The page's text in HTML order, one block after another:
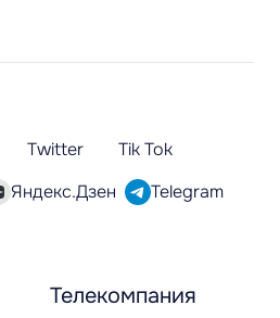
Телекомпания
Twitter
Tik Tok
Яндекс.Дзен
Telegram